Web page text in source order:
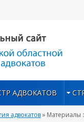
АДВОКАТОВ
адвокатов» Материалы